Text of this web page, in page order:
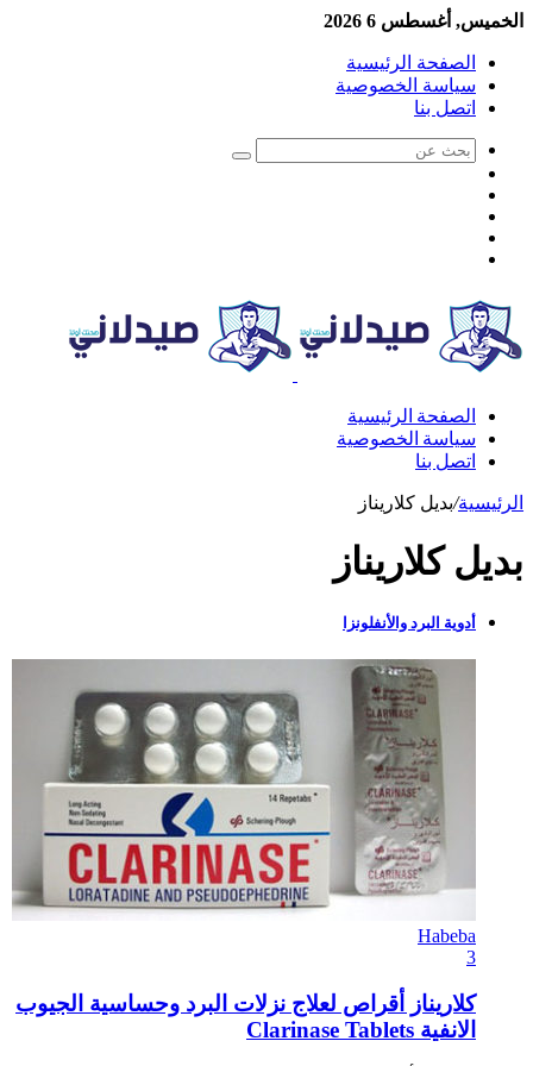
الخميس, أغسطس 6 2026
الصفحة الرئيسية
سياسة الخصوصية
اتصل بنا
الصفحة الرئيسية
سياسة الخصوصية
اتصل بنا
الرئيسية/بديل كلاريناز
بديل كلاريناز
أدوية البرد والأنفلونزا
Habeba
3
كلاريناز أقراص لعلاج نزلات البرد وحساسية الجيوب
الانفية Clarinase Tablets